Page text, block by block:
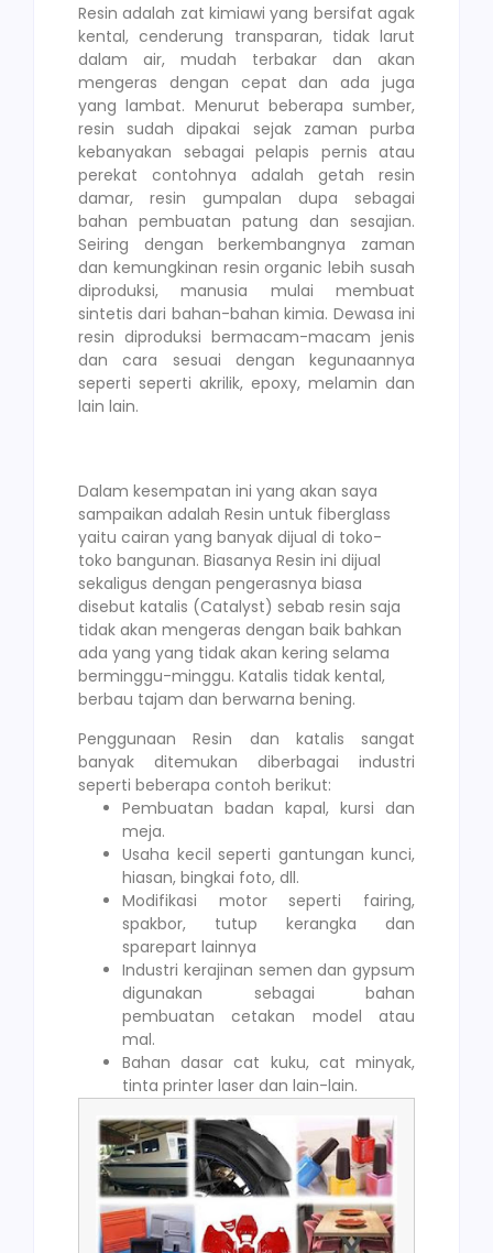
Resin adalah zat kimiawi yang bersifat agak
kental, cenderung transparan, tidak larut
dalam air, mudah terbakar dan akan
mengeras dengan cepat dan ada juga
yang lambat. Menurut beberapa sumber,
resin sudah dipakai sejak zaman purba
kebanyakan sebagai pelapis pernis atau
perekat contohnya adalah getah resin
damar, resin gumpalan dupa sebagai
bahan pembuatan patung dan sesajian.
Seiring dengan berkembangnya zaman
dan kemungkinan resin organic lebih susah
diproduksi, manusia mulai membuat
sintetis dari bahan-bahan kimia. Dewasa ini
resin diproduksi bermacam-macam jenis
dan cara sesuai dengan kegunaannya
seperti seperti akrilik, epoxy, melamin dan
lain lain.
Dalam kesempatan ini yang akan saya
sampaikan adalah Resin untuk fiberglass
yaitu cairan yang banyak dijual di toko-
toko bangunan. Biasanya Resin ini dijual
sekaligus dengan pengerasnya biasa
disebut katalis (Catalyst) sebab resin saja
tidak akan mengeras dengan baik bahkan
ada yang yang tidak akan kering selama
berminggu-minggu. Katalis tidak kental,
berbau tajam dan berwarna bening.
Penggunaan Resin dan katalis sangat
banyak ditemukan diberbagai industri
seperti beberapa contoh berikut:
Pembuatan badan kapal, kursi dan
meja.
Usaha kecil seperti gantungan kunci,
hiasan, bingkai foto, dll.
Modifikasi motor seperti fairing,
spakbor, tutup kerangka dan
sparepart lainnya
Industri kerajinan semen dan gypsum
digunakan sebagai bahan
pembuatan cetakan model atau
mal.
Bahan dasar cat kuku, cat minyak,
tinta printer laser dan lain-lain.